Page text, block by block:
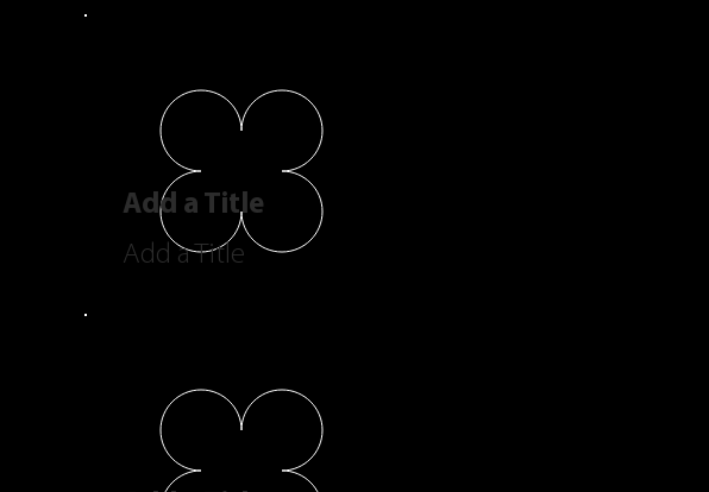
Add a Title
Add a Title